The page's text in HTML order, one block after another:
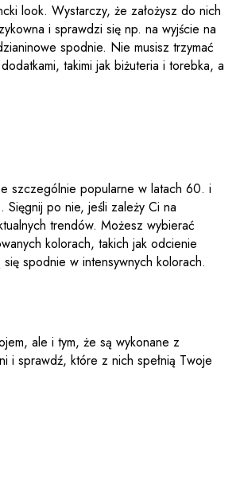
look. Wystarczy, że założysz do nich
i sprawdzi się np. na wyjście na
spodnie. Nie musisz trzymać
takimi jak biżuteria i torebka, a
szczególnie popularne w latach 60. i
po nie, jeśli zależy Ci na
trendów. Możesz wybierać
kolorach, takich jak odcienie
spodnie w intensywnych kolorach.
ale i tym, że są wykonane z
i sprawdź, które z nich spełnią Twoje